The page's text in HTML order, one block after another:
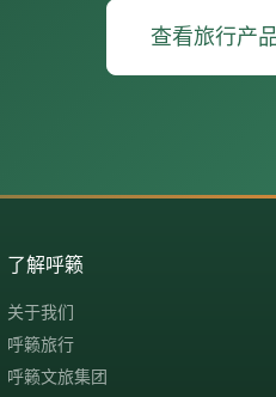
查看旅行产
了解呼籁
关于我们
呼籁旅行
呼籁文旅集团